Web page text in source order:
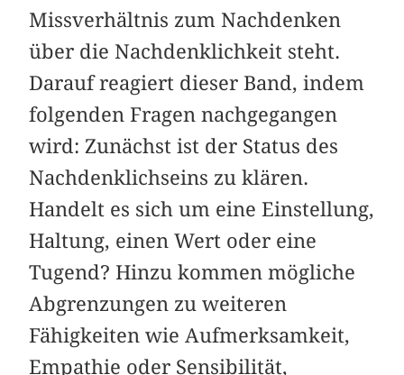
Missverhältnis zum Nachdenken
über die Nachdenklichkeit steht.
Darauf reagiert dieser Band, indem
folgenden Fragen nachgegangen
wird: Zunächst ist der Status des
Nachdenklichseins zu klären.
Handelt es sich um eine Einstellung,
Haltung, einen Wert oder eine
Tugend? Hinzu kommen mögliche
Abgrenzungen zu weiteren
Fähigkeiten wie Aufmerksamkeit,
Empathie oder Sensibilität,